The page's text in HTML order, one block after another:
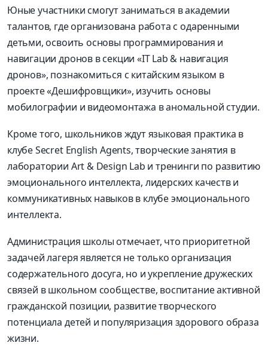
Юные участники смогут заниматься в академии
талантов, где организована работа с одаренными
детьми, освоить основы программирования и
навигации дронов в секции «IT Lab & навигация
дронов», познакомиться с китайским языком в
проекте «Дешифровщики», изучить основы
мобилографии и видеомонтажа в аномальной студии.
Кроме того, школьников ждут языковая практика в
клубе Secret English Agents, творческие занятия в
лаборатории Art & Design Lab и тренинги по развитию
эмоционального интеллекта, лидерских качеств и
коммуникативных навыков в клубе эмоционального
интеллекта.
Администрация школы отмечает, что приоритетной
задачей лагеря является не только организация
содержательного досуга, но и укрепление дружеских
связей в школьном сообществе, воспитание активной
гражданской позиции, развитие творческого
потенциала детей и популяризация здорового образа
жизни.